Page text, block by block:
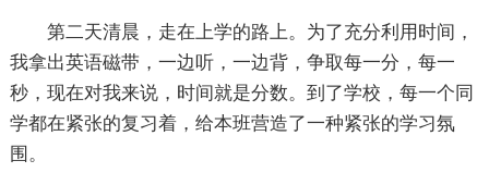
第二天清晨，走在上学的路上。为了充分利用时间，
我拿出英语磁带，一边听，一边背，争取每一分，每一
秒，现在对我来说，时间就是分数。到了学校，每一个同
学都在紧张的复习着，给本班营造了一种紧张的学习氛
围。